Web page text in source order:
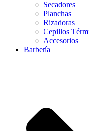
Secadores
Planchas
Rizadoras
Cepillos
Accesorios
Barbería